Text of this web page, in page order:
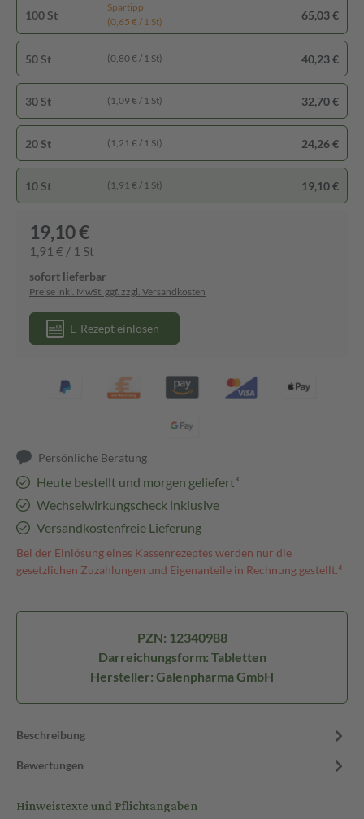
100 St
Spartipp
(0,65 € / 1 St)
65,03 €
50 St (0,80 € / 1 St) 40,23 €
30 St (1,09 € / 1 St) 32,70 €
20 St (1,21 € / 1 St) 24,26 €
10 St (1,91 € / 1 St) 19,10 €
19,10 €
1,91 € / 1 St
sofort lieferbar
Preise inkl. MwSt. ggf. zzgl. Versandkosten
E-Rezept einlösen
Persönliche Beratung
Heute bestellt und morgen geliefert³
Wechselwirkungscheck inklusive
Versandkostenfreie Lieferung
Bei der Einlösung eines Kassenrezeptes werden nur die
gesetzlichen Zuzahlungen und Eigenanteile in Rechnung gestellt.⁴
PZN: 12340988
Darreichungsform: Tabletten
Hersteller: Galenpharma GmbH
Beschreibung
Bewertungen
Hinweistexte und Pflichtangaben